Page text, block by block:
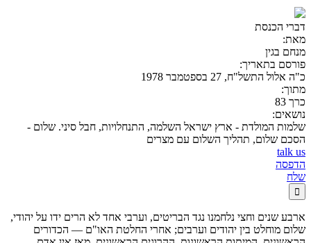
דברי הכנסת
מאת:
מנחם בגין
פורסם בתאריך:
כ"ה אלול התשל"ח, 27 בספטמבר 1978
מתוך:
כרך 83
נושאים:
שלמות המולדת - ארץ ישראל השלמה, התנחלויות, חבל סיני. שלום -
הסכם שלום, תהליך השלום עם מצרים
talk us
הדפסה
שלח

ארבע שנים וחצי נלחמנו נגד הבריטים, וערבי אחד לא הרים ידו על יהודי,
שלום מוחלט בין יהודים וערבים; אחרי החלטת האו"ם — הכדורים